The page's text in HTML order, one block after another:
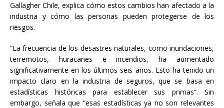
Gallagher Chile, explica cómo estos cambios han afectado a la
industria y cómo las personas pueden protegerse de los
riesgos.
“La frecuencia de los desastres naturales, como inundaciones,
terremotos, huracanes e incendios, ha aumentado
significativamente en los últimos seis años. Esto ha tenido un
impacto claro en la industria de seguros, que se basa en
estadísticas históricas para establecer sus primas”. Sin
embargo, señala que “esas estadísticas ya no son relevantes